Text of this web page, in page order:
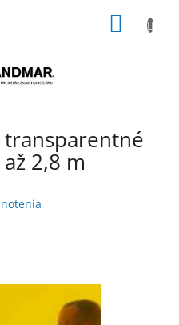
transparentné
2,8 m